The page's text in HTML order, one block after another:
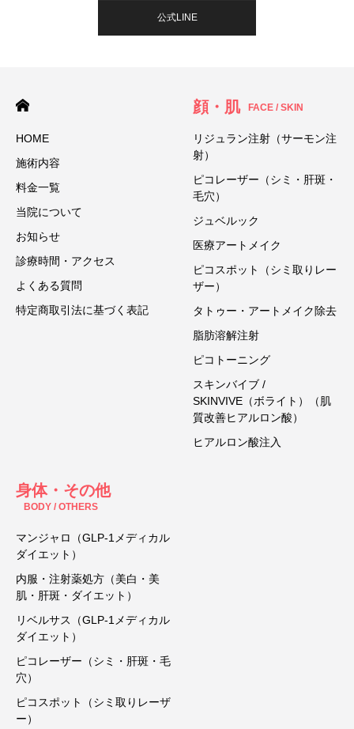
公式LINE
HOME
施術内容
料金一覧
当院について
お知らせ
診療時間・アクセス
よくある質問
特定商取引法に基づく表記
顔・肌 FACE / SKIN
リジュラン注射（サーモン注
射）
ピコレーザー（シミ・肝斑・
毛穴）
ジュベルック
医療アートメイク
ピコスポット（シミ取りレー
ザー）
タトゥー・アートメイク除去
脂肪溶解注射
ピコトーニング
スキンバイブ /
SKINVIVE（ボライト）（肌
質改善ヒアルロン酸）
ヒアルロン酸注入
身体・その他
BODY / OTHERS
マンジャロ（GLP-1メディカル
ダイエット）
内服・注射薬処方（美白・美
肌・肝斑・ダイエット）
リベルサス（GLP-1メディカル
ダイエット）
ピコレーザー（シミ・肝斑・毛
穴）
ピコスポット（シミ取りレーザ
ー）